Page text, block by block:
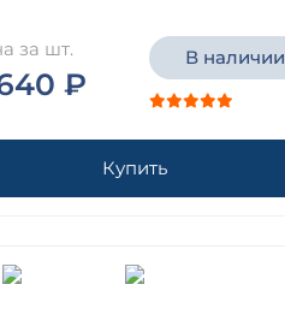
за шт.
₽
В наличии
Купить